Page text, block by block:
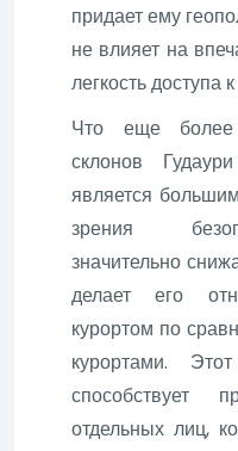
придает ему
не влияет на
легкость доступа
Что еще более
склонов
является
зрения
значительно
делает его
курортом по
курортами.
способствует
отдельных лиц,